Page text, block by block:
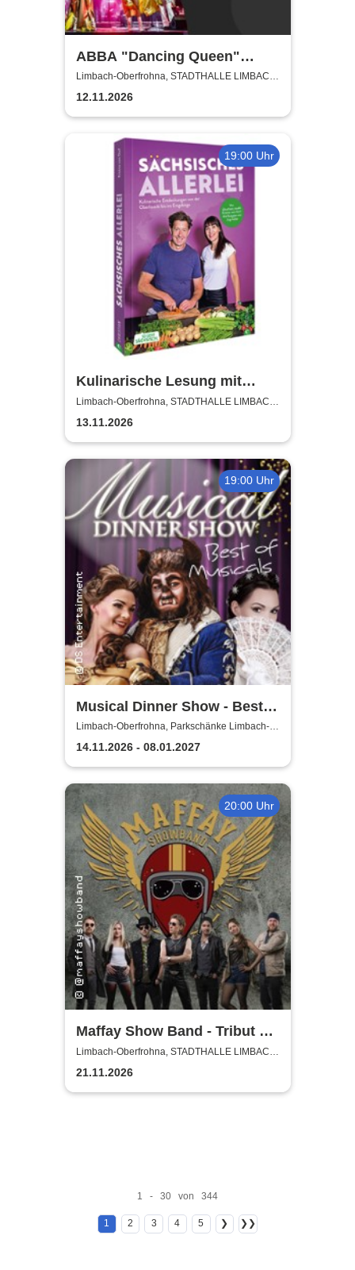
ABBA "Dancing Queen"
Show 2026
Limbach-Oberfrohna, STADTHALLE LIMBACH-
OBERFROHNA
12.11.2026
19:00 Uhr
Kulinarische Lesung mit
Kristina vom Dorf und Jörg
Färber
Limbach-Oberfrohna, STADTHALLE LIMBACH-
OBERFROHNA
13.11.2026
19:00 Uhr
Musical Dinner Show - Best
of Musicals
Limbach-Oberfrohna, Parkschänke Limbach-
Oberfrohna
14.11.2026 - 08.01.2027
20:00 Uhr
Maffay Show Band - Tribut an
Peter Maffay
Limbach-Oberfrohna, STADTHALLE LIMBACH-
OBERFROHNA
21.11.2026
1 - 30 von 344
1 2 3 4 5 ❯ ❯❯